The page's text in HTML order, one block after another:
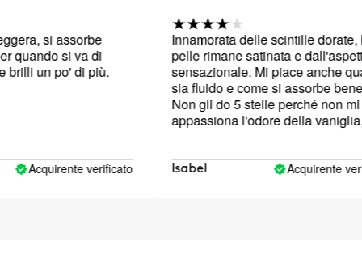
si assorbe
si va di
un po' di più.
Acquirente verificato
Innamorata delle scintille dorate, la
pelle rimane satinata e dall'aspetto
sensazionale. Mi piace anche
sia fluido e come si assorbe bene.
Non gli do 5 stelle perché non mi
appassiona l'odore della vaniglia,
Isabel Acquirente